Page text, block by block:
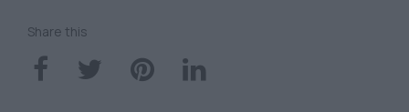
Share this